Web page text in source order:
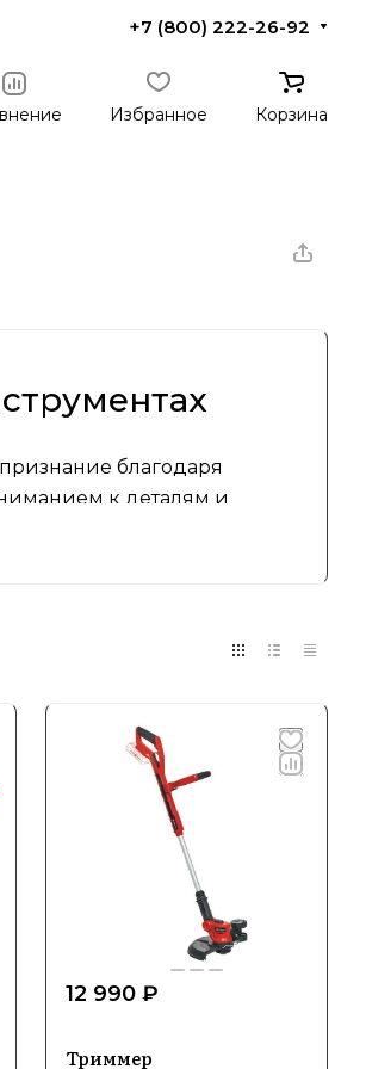
+7 (800) 222-26-92
Избранное Корзина
благодаря
к деталям и
мастеров и
даче. Продукция бренда
аккумуляторные
портативным
в каждую модель.
инструменты Einhell
12 990 ₽
Триммер